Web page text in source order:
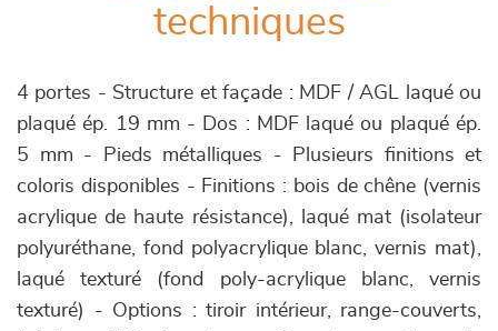
techniques
4 portes - Structure et façade : MDF / AGL laqué ou
plaqué ép. 19 mm - Dos : MDF laqué ou plaqué ép.
5 mm - Pieds métalliques - Plusieurs finitions et
coloris disponibles - Finitions : bois de chêne (vernis
acrylique de haute résistance), laqué mat (isolateur
polyuréthane, fond polyacrylique blanc, vernis mat),
laqué texturé (fond poly-acrylique blanc, vernis
texturé) - Options : tiroir intérieur, range-couverts,